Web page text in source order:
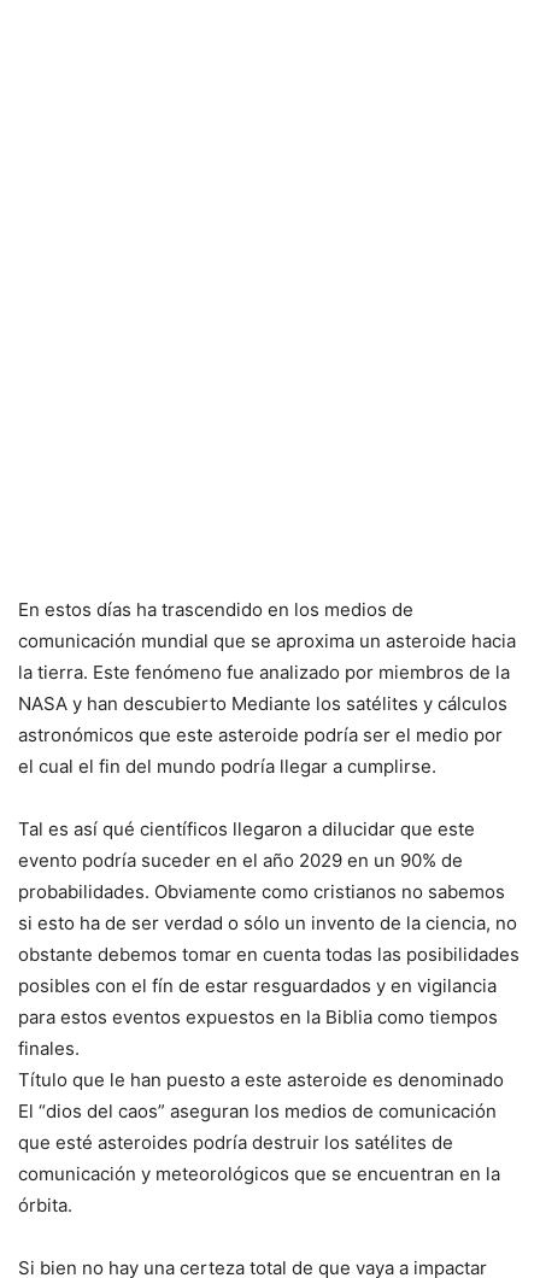
En estos días ha trascendido en los medios de
comunicación mundial que se aproxima un asteroide hacia
la tierra. Este fenómeno fue analizado por miembros de la
NASA y han descubierto Mediante los satélites y cálculos
astronómicos que este asteroide podría ser el medio por
el cual el fin del mundo podría llegar a cumplirse.
Tal es así qué científicos llegaron a dilucidar que este
evento podría suceder en el año 2029 en un 90% de
probabilidades. Obviamente como cristianos no sabemos
si esto ha de ser verdad o sólo un invento de la ciencia, no
obstante debemos tomar en cuenta todas las posibilidades
posibles con el fín de estar resguardados y en vigilancia
para estos eventos expuestos en la Biblia como tiempos
finales.
Título que le han puesto a este asteroide es denominado
El “dios del caos” aseguran los medios de comunicación
que esté asteroides podría destruir los satélites de
comunicación y meteorológicos que se encuentran en la
órbita.
Si bien no hay una certeza total de que vaya a impactar